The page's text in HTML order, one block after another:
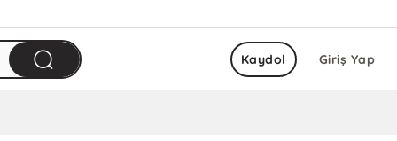
Giriş Yap
Kaydol